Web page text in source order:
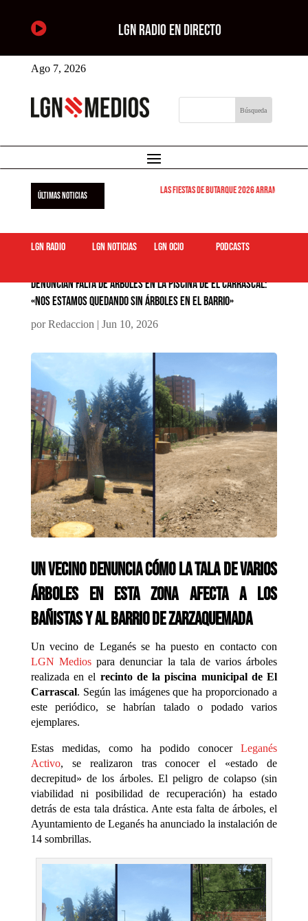
 LGN RADIO EN DIRECTO
Ago 7, 2026
ÚLTIMAS NOTICIAS Las Fiestas de Butarque 2026 arrancan este
LGN Radio LGN Noticias LGN ocio podcasts
Denuncian falta de árboles en la piscina de El Carrascal:
«Nos estamos quedando sin árboles en el barrio»
porRedaccion| Jun 10, 2026
Un vecino denuncia cómo la tala de varios
árboles en esta zona afecta a los
bañistas y al barrio de Zarzaquemada
Un vecino de Leganés se ha puesto en contacto con
LGN Mediospara denunciar la tala de varios árboles
realizada en el recinto de la piscina municipal de El
Carrascal. Según las imágenes que ha proporcionado a
este periódico, se habrían talado o podado varios
ejemplares.
Estas medidas, como ha podido conocerLeganés
Activo, se realizaron tras conocer el «estado de
decrepitud» de los árboles. El peligro de colapso (sin
viabilidad ni posibilidad de recuperación) ha estado
detrás de esta tala drástica. Ante esta falta de árboles, el
Ayuntamiento de Leganés ha anunciado la instalación de
14 sombrillas.